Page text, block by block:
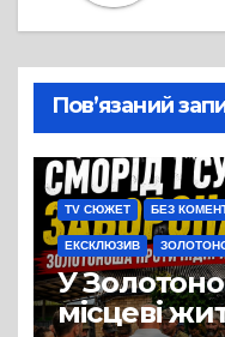
Пов’язаний
TV СЮЖЕТ БЕЗ
ЕКСКЛЮЗИВ
У
місцеві